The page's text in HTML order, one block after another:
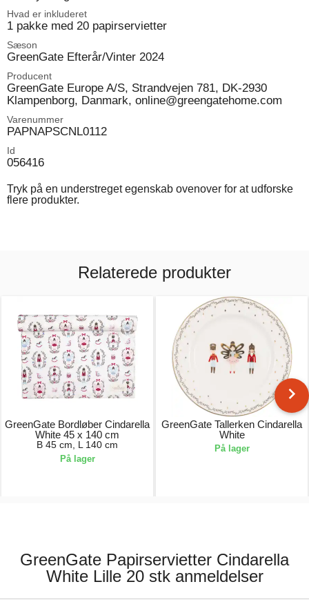
Hvad er inkluderet
1 pakke med 20 papirservietter
Sæson
GreenGate Efterår/Vinter 2024
Producent
GreenGate Europe A/S, Strandvejen 781, DK-2930
Klampenborg, Danmark, online@greengatehome.com
Varenummer
PAPNAPSCNL0112
Id
056416
Tryk på en understreget egenskab ovenover for at udforske
flere produkter.
Relaterede produkter
GreenGate Bordløber Cindarella
White 45 x 140 cm
B 45 cm, L 140 cm
På lager
GreenGate Tallerken Cindarella
White
På lager
GreenGate Papirservietter Cindarella
White Lille 20 stk anmeldelser